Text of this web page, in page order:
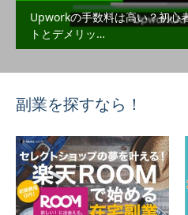
Upworkの手数料は高い？初心
トとデメリッ…
副業を探すなら！